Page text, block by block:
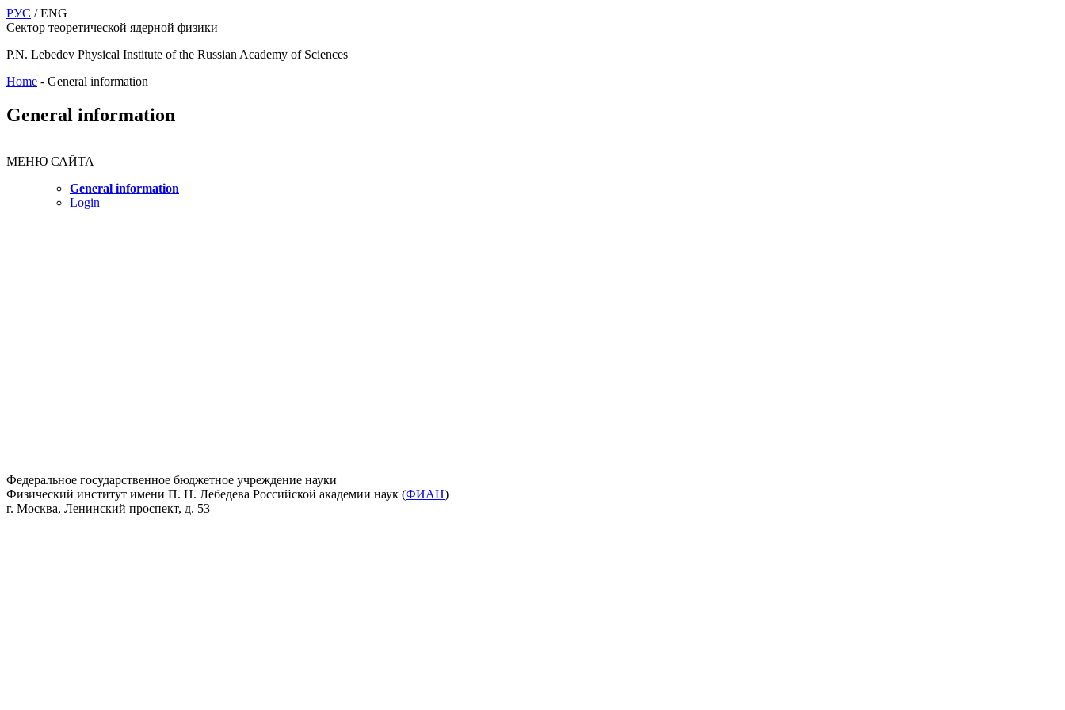
РУС / ENG
Сектор теоретической ядерной физики
P.N. Lebedev Physical Institute of the Russian Academy of Sciences
Home - General information
General information
МЕНЮ САЙТА
General information
Login
Федеральное государственное бюджетное учреждение науки
Физический институт имени П. Н. Лебедева Российской академии наук (ФИАН)
г. Москва, Ленинский проспект, д. 53